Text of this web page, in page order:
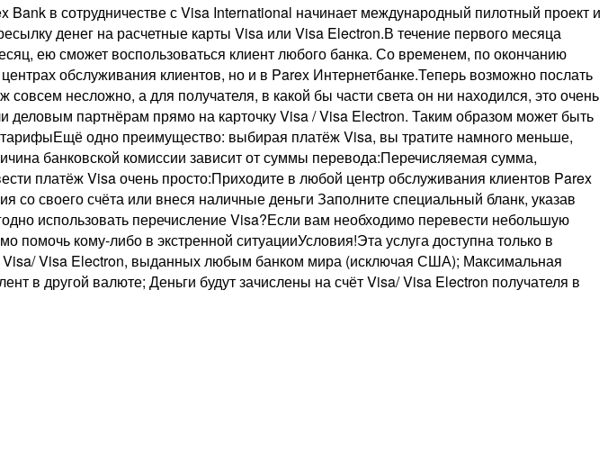
в сотрудничестве с Visa International начинает международный пилотный проект и
денег на расчетные карты Visa или Visa Electron.В течение первого месяца
ею сможет воспользоваться клиент любого банка. Со временем, по окончанию
обслуживания клиентов, но и в Parex Интернетбанке.Теперь возможно послать
несложно, а для получателя, в какой бы части света он ни находился, это очень
деловым партнёрам прямо на карточку Visa / Visa Electron. Таким образом может быть
одно преимущество: выбирая платёж Visa, вы тратите намного меньше,
банковской комиссии зависит от суммы перевода:Перечисляемая сумма,
платёж Visa очень просто:Приходите в любой центр обслуживания клиентов Parex
своего счёта или внеся наличные деньги Заполните специальный бланк, указав
использовать перечисление Visa?Если вам необходимо перевести небольшую
кому-либо в экстренной ситуацииУсловия!Эта услуга доступна только в
Visa/ Visa Electron, выданных любым банком мира (исключая США); Максимальная
в другой валюте; Деньги будут зачислены на счёт Visa/ Visa Electron получателя в